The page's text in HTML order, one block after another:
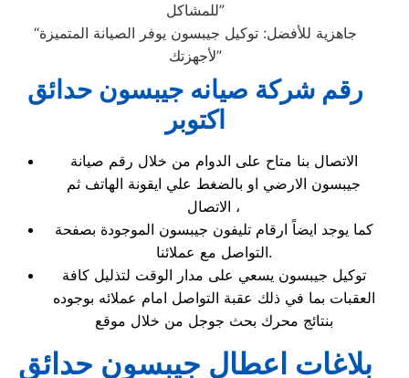
للمشاكل”
“جاهزية للأفضل: توكيل جيبسون يوفر الصيانة المتميزة
لأجهزتك”
رقم شركة صيانه جيبسون حدائق
اكتوبر
الاتصال بنا متاح على الدوام من خلال رقم صيانة
جيبسون الارضي او بالضغط علي ايقونة الهاتف ثم
الاتصال ،
كما يوجد ايضاً ارقام تليفون جيبسون الموجودة بصفحة
التواصل مع عملائنا.
توكيل جيبسون يسعي على مدار الوقت لتذليل كافة
العقبات بما في ذلك عقبة التواصل امام عملائه بوجوده
بنتائج محرك بحث جوجل من خلال موقع
بلاغات اعطال جيبسون حدائق